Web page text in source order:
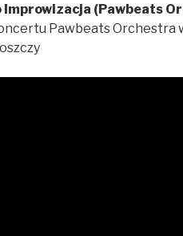
(Pawbeats
Pawbeats Orchestra